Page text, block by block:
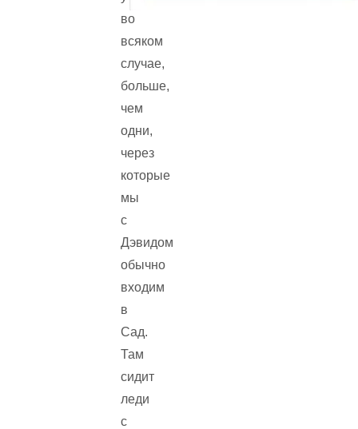
во
всяком
случае,
больше,
чем
одни,
через
которые
мы
с
Дэвидом
обычно
входим
в
Сад.
Там
сидит
леди
с